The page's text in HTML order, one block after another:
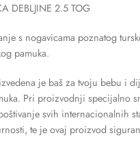
DEBLJINE 2.5 TOG
s nogavicama poznatog
pamuka.
je baš za tvoju bebu i
Pri proizvodnji specijalno
svih internacionalnih
te je ovaj proizvod